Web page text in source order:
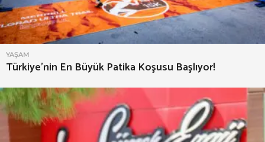
YAŞAM
Türkiye’nin En Büyük Patika Koşusu Başlıyor!